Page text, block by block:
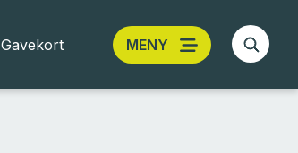
Gavekort MENY